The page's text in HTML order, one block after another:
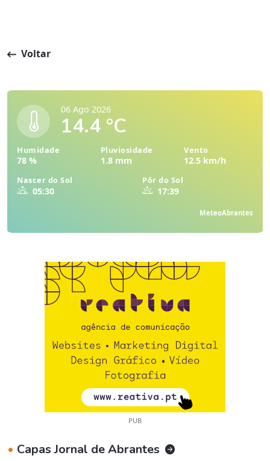
Voltar
06 Ago 2026
14.4 °C
Humidade
78 %
Pluviosidade
1.8 mm
Vento
12.5 km/h
Nascer do Sol
05:30
Pôr do Sol
17:39
MeteoAbrantes
PUB
• Capas Jornal de Abrantes